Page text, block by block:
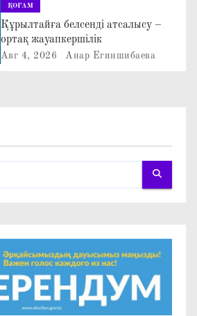
ҚОҒАМ
Құрылтайға белсенді атсалысу –
ортақ жауапкершілік
Авг 4, 2026 Анар Егиншибаева